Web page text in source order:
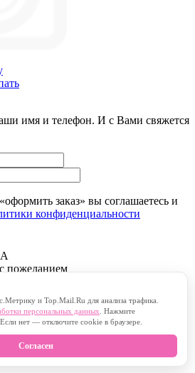
имя и телефон. И с Вами свяжется
заказ» вы соглашаетесь и
конфиденциальности
с пожеланием
с пожеланием
и Top.Mail.Ru для анализа трафика.
персональных данных . Нажмите
нет — отключите cookie в браузере.
Согласен